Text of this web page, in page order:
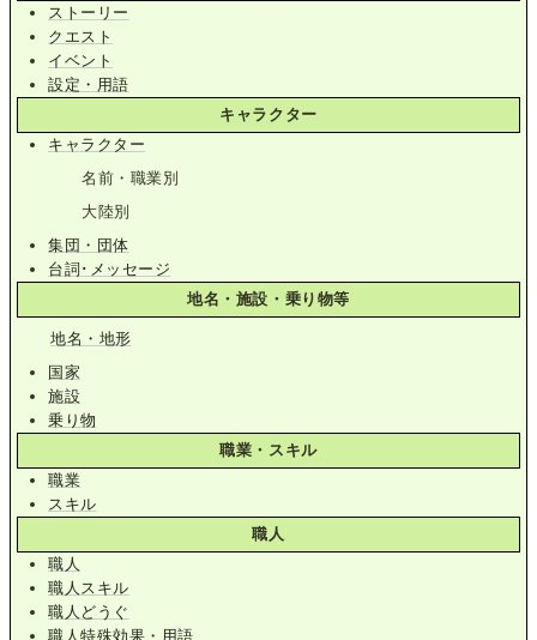
ストーリー
クエスト
イベント
設定・用語
キャラクター
キャラクター
名前・職業別
大陸別
集団・団体
台詞･メッセージ
地名・施設・乗り物等
地名・地形
国家
施設
乗り物
職業・スキル
職業
スキル
職人
職人
職人スキル
職人どうぐ
職人特殊効果・用語